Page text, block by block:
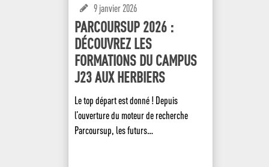
9 janvier 2026
PARCOURSUP 2026 :
DÉCOUVREZ LES
FORMATIONS DU CAMPUS
J23 AUX HERBIERS
​Le top départ est donné ! Depuis
l’ouverture du moteur de recherche
Parcoursup, les futurs…